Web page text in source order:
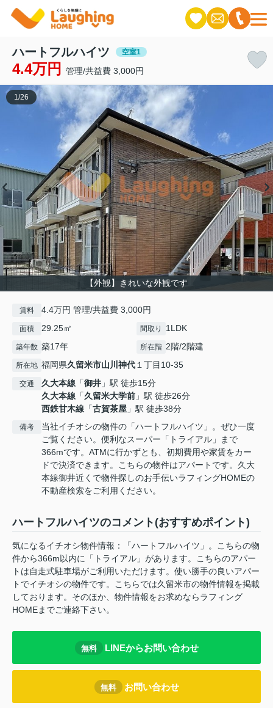
ハートフルハイツ 空室1
4.4万円 管理/共益費 3,000円
【外観】きれいな外観です
1 /26
賃料 4.4万円 管理/共益費 3,000円
面積 29.25㎡ 間取り 1LDK
築年数 築17年 所在階 2階/2階建
所在地 福岡県久留米市山川神代 １丁目10-35
交通 久大本線 「御井 」駅 徒歩15分
久大本線 「久留米大学前 」駅 徒歩26分
西鉄甘木線 「古賀茶屋 」駅 徒歩38分
備考
当社イチオシの物件の「ハートフルハイツ」。ぜひ一度
ご覧ください。便利なスーパー「トライアル」まで
366mです。ATMに行かずとも、初期費用や家賃をカー
ドで決済できます。こちらの物件はアパートです。久大
本線御井近くで物件探しのお手伝いラフィングHOMEの
不動産検索をご利用ください。
ハートフルハイツのコメント(おすすめポイント)
気になるイチオシ物件情報：「ハートフルハイツ」。こちらの物
件から366m以内に「トライアル」があります。こちらのアパー
トは自走式駐車場がご利用いただけます。使い勝手の良いアパー
トでイチオシの物件です。こちらでは久留米市の物件情報を掲載
しております。そのほか、物件情報をお求めならラフィング
HOMEまでご連絡下さい。
無料 LINEからお問い合わせ
無料 お問い合わせ